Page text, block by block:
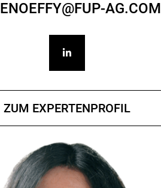
AG.COM
ZUM EXPERTENPROFIL